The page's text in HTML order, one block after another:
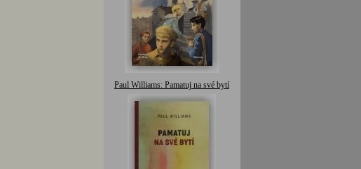
Paul Williams: Pamatuj na své bytí